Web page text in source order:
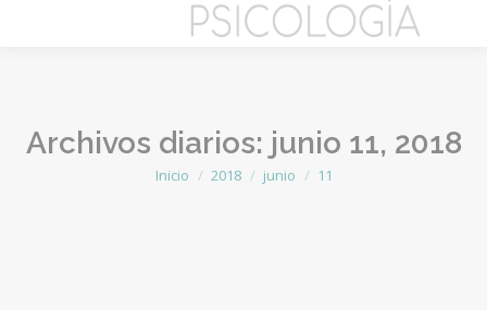
Archivos diarios: junio 11, 2018
Estás aquí:
Inicio 2018 junio 11